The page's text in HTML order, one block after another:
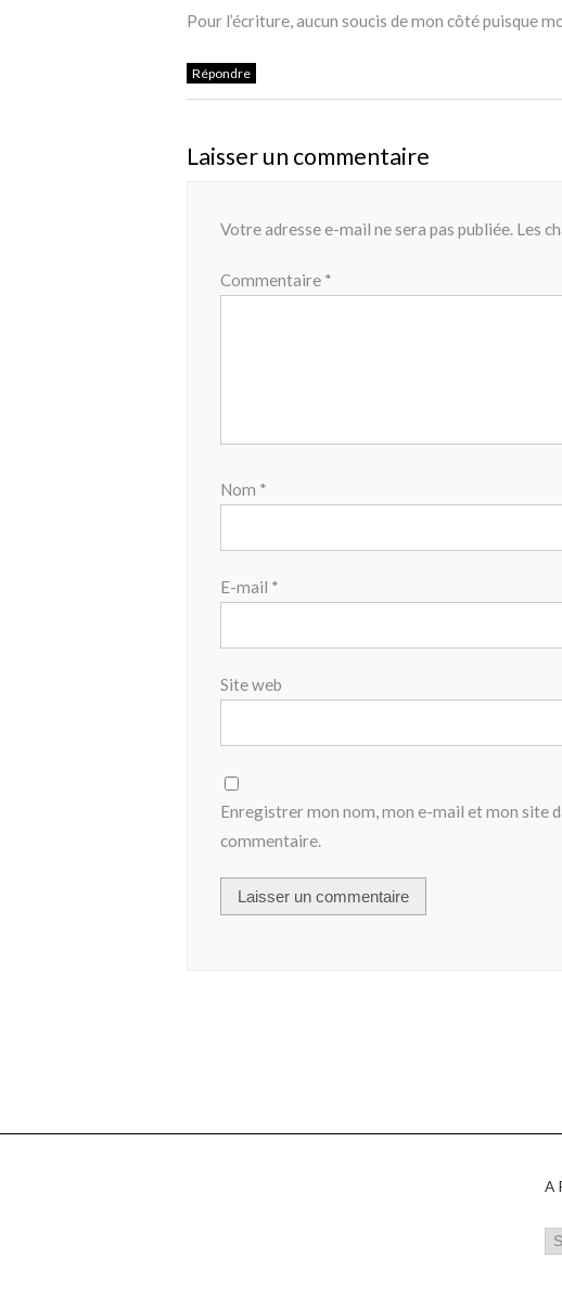
Pour l’écriture, aucun soucis de mon côté puisque
Répondre
Laisser un commentaire
Votre adresse e-mail ne sera pas publiée. Les
Commentaire *
Nom *
E-mail *
Site web
Enregistrer mon nom, mon e-mail et mon site
commentaire.